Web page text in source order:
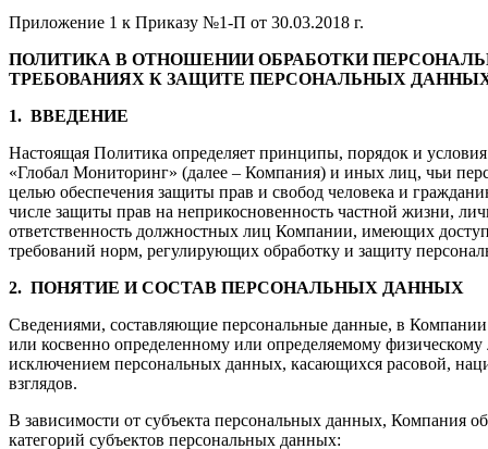
Приложение 1 к Приказу №1-П от 30.03.2018 г.
ПОЛИТИКА В ОТНОШЕНИИ ОБРАБОТКИ
ТРЕБОВАНИЯХ К ЗАЩИТЕ ПЕРСОНАЛЬНЫХ
1. ВВЕДЕНИЕ
Настоящая Политика определяет принципы, порядок и
«Глобал Мониторинг» (далее – Компания) и иных лиц, чьи
целью обеспечения защиты прав и свобод человека и
числе защиты прав на неприкосновенность частной жизни,
ответственность должностных лиц Компании, имеющих
требований норм, регулирующих обработку и защиту
2. ПОНЯТИЕ И СОСТАВ ПЕРСОНАЛЬНЫХ ДАННЫХ
Сведениями, составляющие персональные данные, в
или косвенно определенному или определяемому
исключением персональных данных, касающихся расовой,
взглядов.
В зависимости от субъекта персональных данных, Компания
категорий субъектов персональных данных: